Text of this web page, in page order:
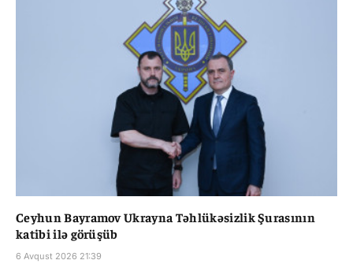
Ceyhun Bayramov Ukrayna Təhlükəsizlik Şurasının
katibi ilə görüşüb
6 Avqust 2026 21:39